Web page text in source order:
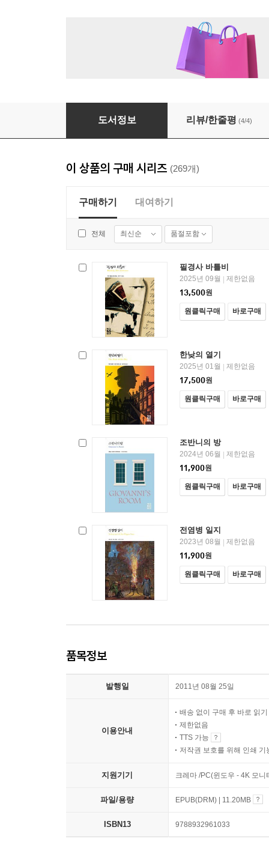
교수 - 열린책들 세계문학 096
도서정보 리뷰/한줄평 (4/4)
이 상품의 구매 시리즈 (269개)
구매하기 대여하기
전체 최신순 품절포함
필경사 바틀비
2025년 09월
제한없음
13,500원
원클릭구매 바로구매
한낮의 열기
2025년 01월
제한없음
17,500원
원클릭구매 바로구매
조반니의 방
2024년 06월
제한없음
11,900원
원클릭구매 바로구매
전염병 일지
2023년 08월
제한없음
11,900원
원클릭구매 바로구매
품목정보
발행일 2011년 08월 25일
이용안내
배송 없이 구매 후 바로 읽기
제한없음
TTS 가능
저작권 보호를 위해 인쇄 기
지원기기 크레마 /PC(윈도우 - 4K 모
파일/용량 EPUB(DRM) | 11.20MB
ISBN13 9788932961033